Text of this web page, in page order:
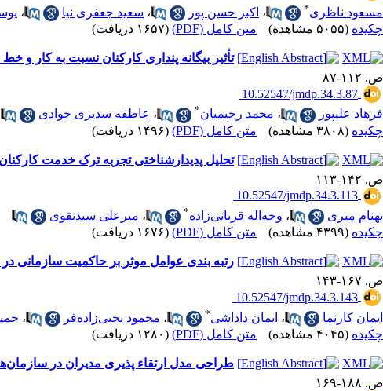
مسعود ناظری* ، اکبر حسن پور ، سعید جعفری نیا ،
چکیده (۵۰۵۵ مشاهده) | متن کامل (PDF) (۱۶۵۷ دریافت)
تأثیر بیگانه پنداری کارکنان نسبت به کار
ص. ۱۱۲-۸۷
‎ 10.52547/jmdp.34.3.87
فرهاد علیپور
، محمد رحیمیان* ، عاطفه سدیری جوادی
چکیده (۳۸۰۸ مشاهده) | متن کامل (PDF) (۱۴۹۶ دریافت)
تحلیل پدیدارشناختی تجربه ترک خدمت
ص. ۱۴۲-۱۱۳
‎ 10.52547/jmdp.34.3.113
بهنام میری
، وجه‌‌اله قربانی‌‌زاده* ، میرعلی سیدنقوی
چکیده (۴۳۹۹ مشاهده) | متن کامل (PDF) (۱۶۷۶ دریافت)
رتبه بندی عوامل موثر بر حاکمیت سازمانی
ص. ۱۶۷-۱۴۳
‎ 10.52547/jmdp.34.3.143
ایمان کارنما
، ایمان داداشی* ، محمود یحیی‌زاده‌فر ،
چکیده (۴۰۴۵ مشاهده) | متن کامل (PDF) (۱۲۸۰ دریافت)
طراحی مدل ارتقاء پذیری مدیران در
ص. ۱۸۸-۱۶۹